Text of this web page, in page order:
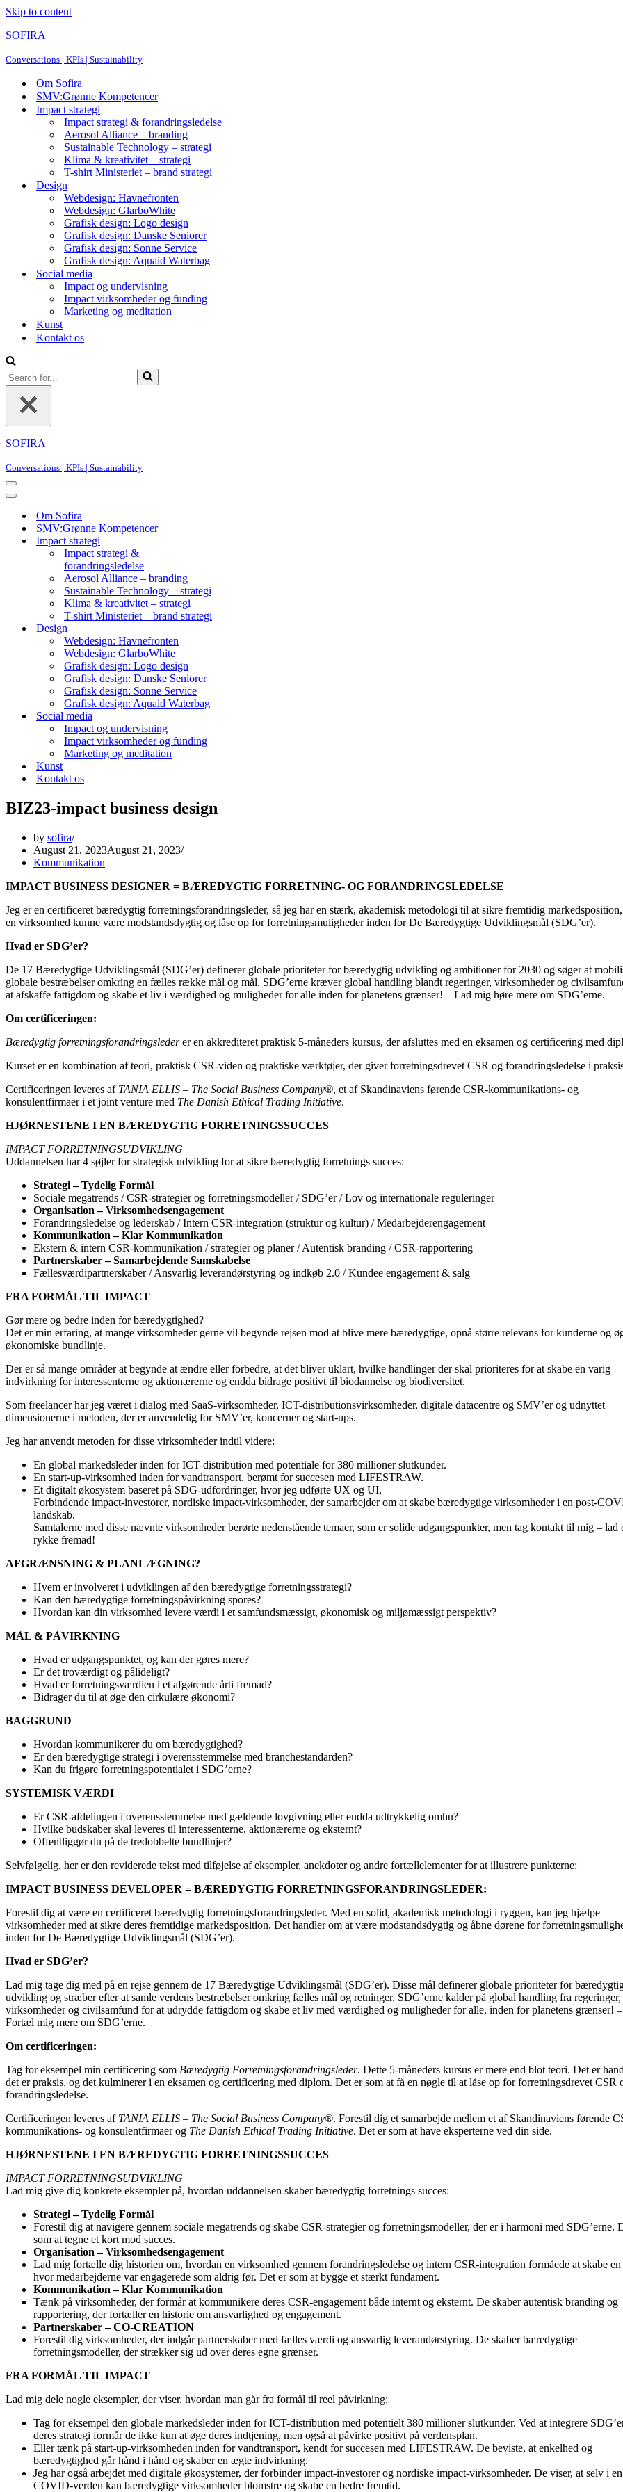
Skip to content
SOFIRA
Conversations | KPIs | Sustainability
Om Sofira
SMV:Grønne Kompetencer
Impact strategi
Impact strategi & forandringsledelse
Aerosol Alliance – branding
Sustainable Technology – strategi
Klima & kreativitet – strategi
T-shirt Ministeriet – brand strategi
Design
Webdesign: Havnefronten
Webdesign: GlarboWhite
Grafisk design: Logo design
Grafisk design: Danske Seniorer
Grafisk design: Sonne Service
Grafisk design: Aquaid Waterbag
Social media
Impact og undervisning
Impact virksomheder og funding
Marketing og meditation
Kunst
Kontakt os
Search
for...
SOFIRA
Conversations | KPIs | Sustainability
Navigation
Menu
Navigation
Om Sofira
SMV:Grønne Kompetencer
Impact strategi
Impact strategi &
forandringsledelse
Aerosol Alliance – branding
Sustainable Technology – strategi
Klima & kreativitet – strategi
T-shirt Ministeriet – brand strategi
Design
Webdesign: Havnefronten
Webdesign: GlarboWhite
Grafisk design: Logo design
Grafisk design: Danske Seniorer
Grafisk design: Sonne Service
Grafisk design: Aquaid Waterbag
Social media
Impact og undervisning
Impact virksomheder og funding
Marketing og meditation
Kunst
Kontakt os
BIZ23-impact business design
by sofira
August 21, 2023August 21, 2023
Kommunikation
IMPACT BUSINESS DESIGNER = BÆREDYGTIG FORRETNING- OG FORANDRINGSLEDELSE
Jeg er en certificeret bæredygtig forretningsforandringsleder, så jeg har en stærk, akademisk metodologi til at sikre fremtidig
en virksomhed kunne være modstandsdygtig og låse op for forretningsmuligheder inden for De Bæredygtige Udviklingsmål (SDG’er).
Hvad er SDG’er?
De 17 Bæredygtige Udviklingsmål (SDG’er) definerer globale prioriteter for bæredygtig udvikling og ambitioner for 2030 og søger at
globale bestræbelser omkring en fælles række mål og mål. SDG’erne kræver global handling blandt regeringer, virksomheder og
at afskaffe fattigdom og skabe et liv i værdighed og muligheder for alle inden for planetens grænser! – Lad mig høre mere om SDG’erne.
Om certificeringen:
Bæredygtig forretningsforandringslederer en akkrediteret praktisk 5-måneders kursus, der afsluttes med en eksamen og certificering med
Kurset er en kombination af teori, praktisk CSR-viden og praktiske værktøjer, der giver forretningsdrevet CSR og forandringsledelse i
Certificeringen leveres af TANIA ELLIS – The Social Business Company®, et af Skandinaviens førende CSR-kommunikations- og
konsulentfirmaer i et joint venture med The Danish Ethical Trading Initiative.
HJØRNESTENE I EN BÆREDYGTIG FORRETNINGSSUCCES
IMPACT FORRETNINGSUDVIKLING
Uddannelsen har 4 søjler for strategisk udvikling for at sikre bæredygtig forretnings succes:
Strategi – Tydelig Formål
Sociale megatrends / CSR-strategier og forretningsmodeller / SDG’er / Lov og internationale reguleringer
Organisation – Virksomhedsengagement
Forandringsledelse og lederskab / Intern CSR-integration (struktur og kultur) / Medarbejderengagement
Kommunikation – Klar Kommunikation
Ekstern & intern CSR-kommunikation / strategier og planer / Autentisk branding / CSR-rapportering
Partnerskaber – Samarbejdende Samskabelse
Fællesværdipartnerskaber / Ansvarlig leverandørstyring og indkøb 2.0 / Kundee engagement & salg
FRA FORMÅL TIL IMPACT
Gør mere og bedre inden for bæredygtighed?
Det er min erfaring, at mange virksomheder gerne vil begynde rejsen mod at blive mere bæredygtige, opnå større relevans for kunderne og
økonomiske bundlinje.
Der er så mange områder at begynde at ændre eller forbedre, at det bliver uklart, hvilke handlinger der skal prioriteres for at skabe en varig
indvirkning for interessenterne og aktionærerne og endda bidrage positivt til biodannelse og biodiversitet.
Som freelancer har jeg været i dialog med SaaS-virksomheder, ICT-distributionsvirksomheder, digitale datacentre og SMV’er og udnyttet
dimensionerne i metoden, der er anvendelig for SMV’er, koncerner og start-ups.
Jeg har anvendt metoden for disse virksomheder indtil videre:
En global markedsleder inden for ICT-distribution med potentiale for 380 millioner slutkunder.
En start-up-virksomhed inden for vandtransport, berømt for succesen med LIFESTRAW.
Et digitalt økosystem baseret på SDG-udfordringer, hvor jeg udførte UX og UI,
Forbindende impact-investorer, nordiske impact-virksomheder, der samarbejder om at skabe bæredygtige virksomheder i en post-
landskab.
Samtalerne med disse nævnte virksomheder berørte nedenstående temaer, som er solide udgangspunkter, men tag kontakt til mig – lad
rykke fremad!
AFGRÆNSNING & PLANLÆGNING?
Hvem er involveret i udviklingen af den bæredygtige forretningsstrategi?
Kan den bæredygtige forretningspåvirkning spores?
Hvordan kan din virksomhed levere værdi i et samfundsmæssigt, økonomisk og miljømæssigt perspektiv?
MÅL & PÅVIRKNING
Hvad er udgangspunktet, og kan der gøres mere?
Er det troværdigt og pålideligt?
Hvad er forretningsværdien i et afgørende årti fremad?
Bidrager du til at øge den cirkulære økonomi?
BAGGRUND
Hvordan kommunikerer du om bæredygtighed?
Er den bæredygtige strategi i overensstemmelse med branchestandarden?
Kan du frigøre forretningspotentialet i SDG’erne?
SYSTEMISK VÆRDI
Er CSR-afdelingen i overensstemmelse med gældende lovgivning eller endda udtrykkelig omhu?
Hvilke budskaber skal leveres til interessenterne, aktionærerne og eksternt?
Offentliggør du på de tredobbelte bundlinjer?
Selvfølgelig, her er den reviderede tekst med tilføjelse af eksempler, anekdoter og andre fortællelementer for at illustrere punkterne:
IMPACT BUSINESS DEVELOPER = BÆREDYGTIG FORRETNINGSFORANDRINGSLEDER:
Forestil dig at være en certificeret bæredygtig forretningsforandringsleder. Med en solid, akademisk metodologi i ryggen, kan jeg hjælpe
virksomheder med at sikre deres fremtidige markedsposition. Det handler om at være modstandsdygtig og åbne dørene for
inden for De Bæredygtige Udviklingsmål (SDG’er).
Hvad er SDG’er?
Lad mig tage dig med på en rejse gennem de 17 Bæredygtige Udviklingsmål (SDG’er). Disse mål definerer globale prioriteter for
udvikling og stræber efter at samle verdens bestræbelser omkring fælles mål og retninger. SDG’erne kalder på global handling fra regeringer,
virksomheder og civilsamfund for at udrydde fattigdom og skabe et liv med værdighed og muligheder for alle, inden for planetens grænser! –
Fortæl mig mere om SDG’erne.
Om certificeringen:
Tag for eksempel min certificering som Bæredygtig Forretningsforandringsleder. Dette 5-måneders kursus er mere end blot teori. Det er
det er praksis, og det kulminerer i en eksamen og certificering med diplom. Det er som at få en nøgle til at låse op for forretningsdrevet CSR
forandringsledelse.
Certificeringen leveres af TANIA ELLIS – The Social Business Company®. Forestil dig et samarbejde mellem et af Skandinaviens førende
kommunikations- og konsulentfirmaer og The Danish Ethical Trading Initiative. Det er som at have eksperterne ved din side.
HJØRNESTENE I EN BÆREDYGTIG FORRETNINGSSUCCES
IMPACT FORRETNINGSUDVIKLING
Lad mig give dig konkrete eksempler på, hvordan uddannelsen skaber bæredygtig forretnings succes:
Strategi – Tydelig Formål
Forestil dig at navigere gennem sociale megatrends og skabe CSR-strategier og forretningsmodeller, der er i harmoni med SDG’erne.
som at tegne et kort mod succes.
Organisation – Virksomhedsengagement
Lad mig fortælle dig historien om, hvordan en virksomhed gennem forandringsledelse og intern CSR-integration formåede at skabe
hvor medarbejderne var engagerede som aldrig før. Det er som at bygge et stærkt fundament.
Kommunikation – Klar Kommunikation
Tænk på virksomheder, der formår at kommunikere deres CSR-engagement både internt og eksternt. De skaber autentisk branding og
rapportering, der fortæller en historie om ansvarlighed og engagement.
Partnerskaber – CO-CREATION
Forestil dig virksomheder, der indgår partnerskaber med fælles værdi og ansvarlig leverandørstyring. De skaber bæredygtige
forretningsmodeller, der strækker sig ud over deres egne grænser.
FRA FORMÅL TIL IMPACT
Lad mig dele nogle eksempler, der viser, hvordan man går fra formål til reel påvirkning:
Tag for eksempel den globale markedsleder inden for ICT-distribution med potentielt 380 millioner slutkunder. Ved at integrere
deres strategi formår de ikke kun at øge deres indtjening, men også at påvirke positivt på verdensplan.
Eller tænk på start-up-virksomheden inden for vandtransport, kendt for succesen med LIFESTRAW. De beviste, at enkelhed og
bæredygtighed går hånd i hånd og skaber en ægte indvirkning.
Jeg har også arbejdet med digitale økosystemer, der forbinder impact-investorer og nordiske impact-virksomheder. De viser, at selv i
COVID-verden kan bæredygtige virksomheder blomstre og skabe en bedre fremtid.